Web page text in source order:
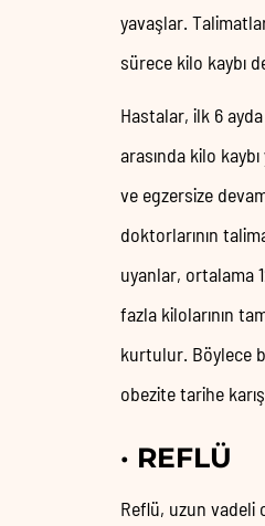
yavaşlar.
sürece kilo kaybı
Hastalar, ilk 6
arasında kilo
ve egzersize
doktorlarının
uyanlar, ortalama
fazla kilolarının
kurtulur. Böylece
obezite tarihe
· REFLÜ
Reflü, uzun vadeli